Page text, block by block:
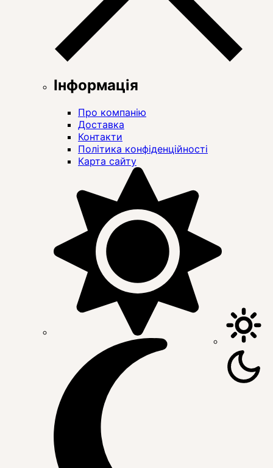
Інформація
Про компанію
Доставка
Контакти
Політика конфіденційності
Карта сайту